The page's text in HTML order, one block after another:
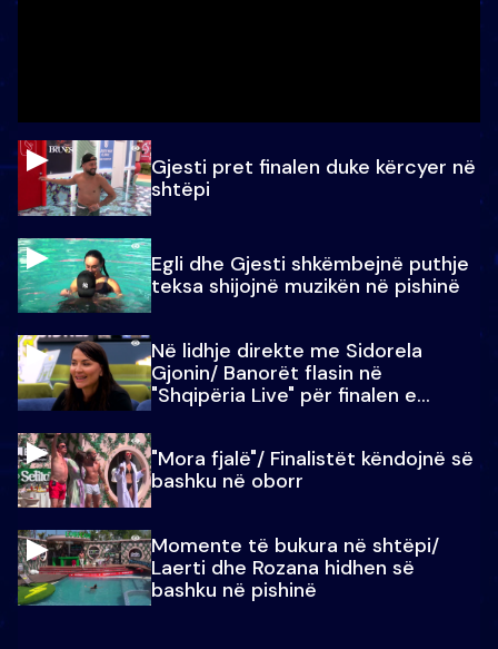
Gjesti pret finalen duke kërcyer në
shtëpi
Egli dhe Gjesti shkëmbejnë puthje
teksa shijojnë muzikën në pishinë
Në lidhje direkte me Sidorela
Gjonin/ Banorët flasin në
"Shqipëria Live" për finalen e
"Mora fjalë"/ Finalistët këndojnë së
bashku në oborr
Momente të bukura në shtëpi/
Laerti dhe Rozana hidhen së
bashku në pishinë